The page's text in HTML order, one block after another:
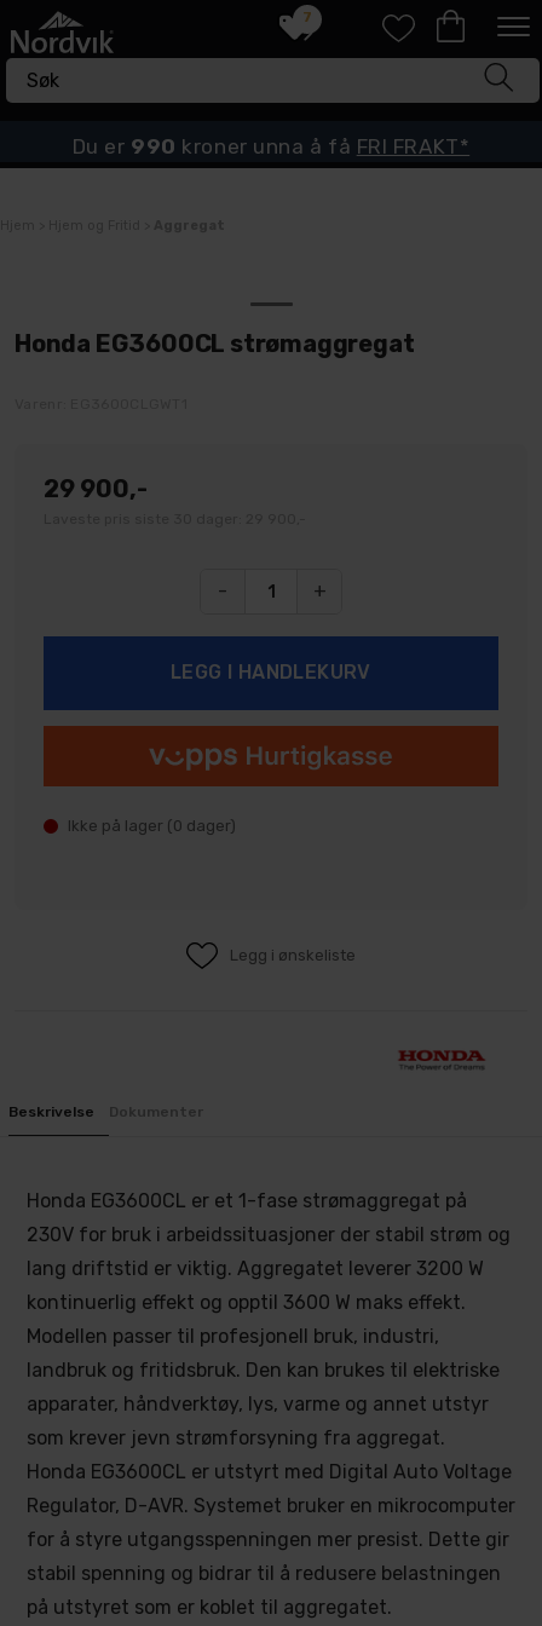
7
Du er 990 kroner unna å få FRI FRAKT*
Honda EG3600CL strømaggregat
29 900,-
- +
Ikke på lager (0 dager)
Legg i ønskeliste
Beskrivelse Dokumenter
Honda EG3600CL er et 1-fase strømaggregat på
230V for bruk i arbeidssituasjoner der stabil strøm og
lang driftstid er viktig. Aggregatet leverer 3200 W
kontinuerlig effekt og opptil 3600 W maks effekt.
Modellen passer til profesjonell bruk, industri,
landbruk og fritidsbruk. Den kan brukes til elektriske
apparater, håndverktøy, lys, varme og annet utstyr
som krever jevn strømforsyning fra aggregat.
Honda EG3600CL er utstyrt med Digital Auto Voltage
Regulator, D-AVR. Systemet bruker en mikrocomputer
for å styre utgangsspenningen mer presist. Dette gir
stabil spenning og bidrar til å redusere belastningen
på utstyret som er koblet til aggregatet.